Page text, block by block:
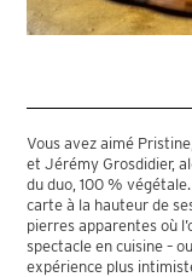
Vous avez aimé
et Jérémy Grosdidier,
du duo, 100 %
carte à la hauteur de
pierres apparentes où
spectacle en cuisine –
expérience plus